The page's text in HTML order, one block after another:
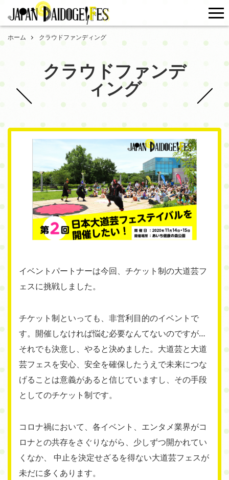
ホーム クラウドファンディング
クラウドファンデ
ィング
イベントパートナーは今回、チケット制の大道芸フ
ェスに挑戦しました。
チケット制といっても、非営利目的のイベントで
す。開催しなければ悩む必要なんてないのですが…
それでも決意し、やると決めました。大道芸と大道
芸フェスを安心、安全を確保したうえで未来につな
げることは意義があると信じていますし、その手段
としてのチケット制です。
コロナ禍において、各イベント、エンタメ業界がコ
ロナとの共存をさぐりながら、少しずつ開かれてい
くなか、 中止を決定せざるを得ない大道芸フェスが
未だに多くあります。